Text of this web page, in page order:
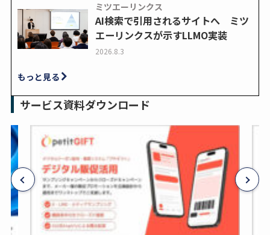
ミツエーリンクス
AI検索で引用されるサイトへ ミツ
エーリンクスが示すLLMO実装
2026.8.3
もっと見る
サービス資料ダウンロード